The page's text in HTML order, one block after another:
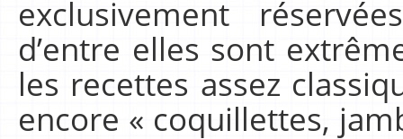
exclusivement
d’entre elles sont
les recettes assez
encore « coquillettes,